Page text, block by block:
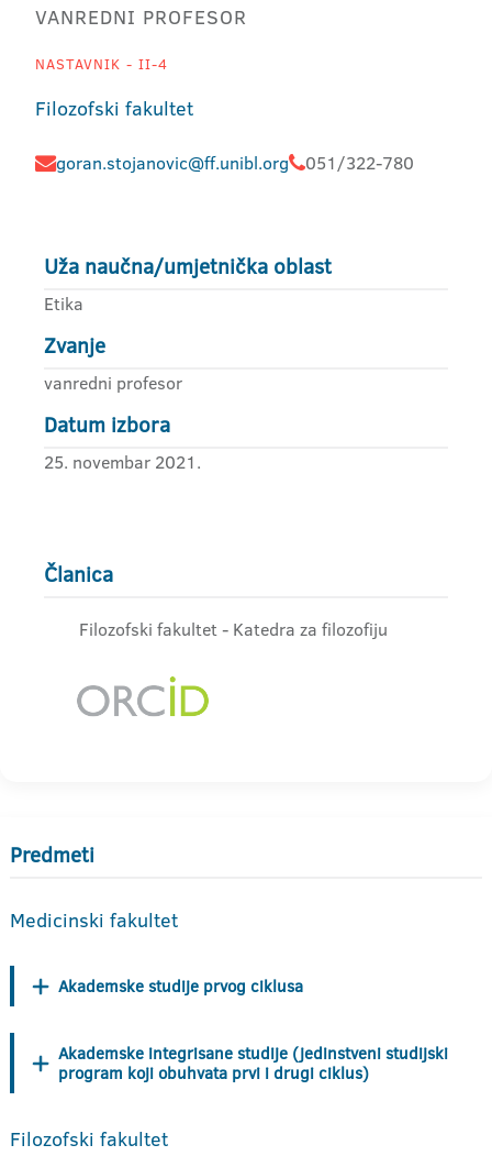
VANREDNI PROFESOR
NASTAVNIK - II-4
Filozofski fakultet
goran.stojanovic@ff.unibl.org 051/322-780
Uža naučna/umjetnička oblast
Etika
Zvanje
vanredni profesor
Datum izbora
25. novembar 2021.
Članica
Filozofski fakultet - Katedra za filozofiju
Predmeti
Medicinski fakultet
Akademske studije prvog ciklusa
Akademske integrisane studije (jedinstveni studijski
program koji obuhvata prvi i drugi ciklus)
Filozofski fakultet